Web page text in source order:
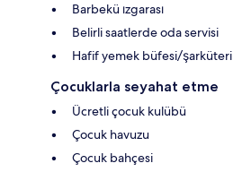
Barbekü ızgarası
Belirli saatlerde oda servisi
Hafif yemek büfesi/şarküteri
Çocuklarla seyahat etme
Ücretli çocuk kulübü
Çocuk havuzu
Çocuk bahçesi